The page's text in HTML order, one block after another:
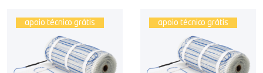
apoio técnico grátis apoio técnico grátis